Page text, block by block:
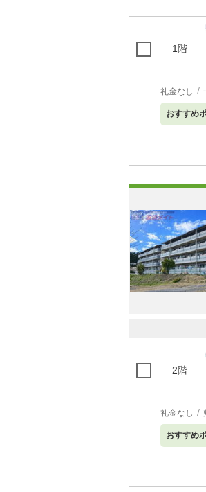
1階
礼金なし
おすすめ
2階
礼金なし
おすすめ